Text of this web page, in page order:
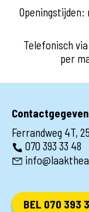
Openingstijden:
Telefonisch
per
Ferrandweg 4T,
070 393 33 48
BEL 070 393